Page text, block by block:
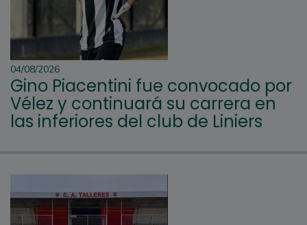
04/08/2026
Gino Piacentini fue convocado por
Vélez y continuará su carrera en
las inferiores del club de Liniers